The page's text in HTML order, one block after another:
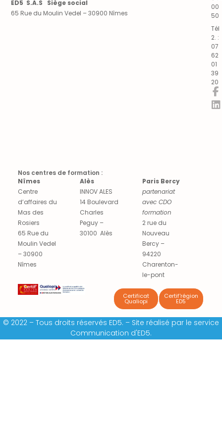
ED5 S.A.S Siège social
65 Rue du Moulin Vedel – 30900 Nîmes
00
50
Tél
2. :
07
62
01
39
20
Nos centres de formation :
Nîmes
Centre
d’affaires du
Mas des
Rosiers
65 Rue du
Moulin Vedel
– 30900
Nîmes
Alès
INNOV ALES
14 Boulevard
Charles
Peguy –
30100 Alès
Paris Bercy
partenariat
avec CDO
formation
2 rue du
Nouveau
Bercy –
94220
Charenton-
le-pont
Certificat
Qualiopi
Certif'région
ED5
© 2022 – Tous droits réservés ED5. – Site réalisé par le service
Communication d'ED5.